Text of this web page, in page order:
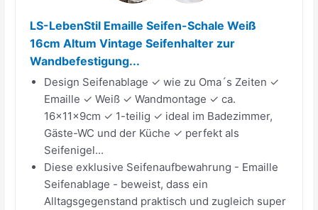
LS-LebenStil Emaille Seifen-Schale Weiß
16cm Altum Vintage Seifenhalter zur
Wandbefestigung...
Design Seifenablage ✓ wie zu Oma´s Zeiten ✓
Emaille ✓ Weiß ✓ Wandmontage ✓ ca.
16x11x9cm ✓ 1-teilig ✓ ideal im Badezimmer,
Gäste-WC und der Küche ✓ perfekt als
Seifenigel...
Diese exklusive Seifenaufbewahrung - Emaille
Seifenablage - beweist, dass ein
Alltagsgegenstand praktisch und zugleich super